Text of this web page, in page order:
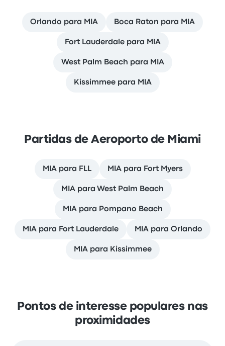
Orlando para MIA Boca Raton para MIA
Fort Lauderdale para MIA
West Palm Beach para MIA
Kissimmee para MIA
Partidas de Aeroporto de Miami
MIA para FLL MIA para Fort Myers
MIA para West Palm Beach
MIA para Pompano Beach
MIA para Fort Lauderdale MIA para Orlando
MIA para Kissimmee
Pontos de interesse populares nas
proximidades